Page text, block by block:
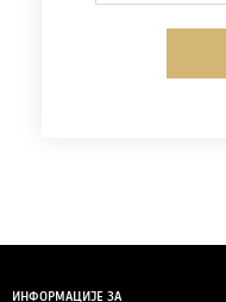
ИНФОРМАЦИЈЕ ЗА